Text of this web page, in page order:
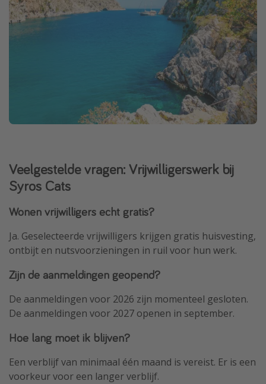
Veelgestelde vragen: Vrijwilligerswerk bij
Syros Cats
Wonen vrijwilligers echt gratis?
Ja. Geselecteerde vrijwilligers krijgen gratis huisvesting,
ontbijt en nutsvoorzieningen in ruil voor hun werk.
Zijn de aanmeldingen geopend?
De aanmeldingen voor 2026 zijn momenteel gesloten.
De aanmeldingen voor 2027 openen in september.
Hoe lang moet ik blijven?
Een verblijf van minimaal één maand is vereist. Er is een
voorkeur voor een langer verblijf.